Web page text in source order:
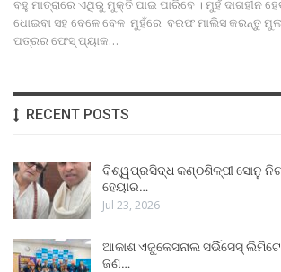
ବହୁ ମାତ୍ରାରେ ଏଥିରୁ ମୁକ୍ତି ପାଇ ପାରିବେ । ମୁହଁ ଦାଗହୀନ
ଧୋଇବା ସହ ବେଳେ ବେଳ ମୁହଁରେ ବରଫ ମାଲିସ କରନ୍ତୁ
ପତ୍ରର ଫେସ୍‌ ପ୍ୟାକ…
RECENT POSTS
ବିଶ୍ୱପ୍ରସିଦ୍ଧ କଣ୍ଠଶିଳ୍ପୀ ସୋନୁ
ହେୟାର…
Jul 23, 2026
ଆକାଶ ଏଜୁକେସନାଲ ସର୍ଭିସେସ୍
ଜଣ…